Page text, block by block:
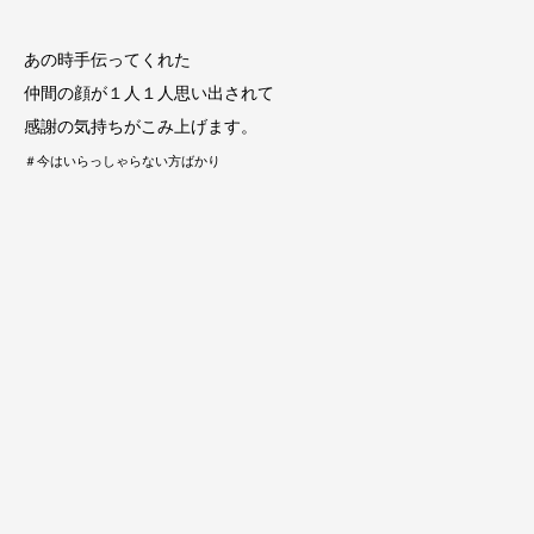
あの時手伝ってくれた
仲間の顔が１人１人思い出されて
感謝の気持ちがこみ上げます。
＃今はいらっしゃらない方ばかり